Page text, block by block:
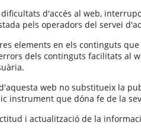
dificultats d'accés al web,
pels operadors del servei
elements en els continguts
dels continguts facilitats al
web no substitueix la
instrument que dóna fe de la
i actualització de la